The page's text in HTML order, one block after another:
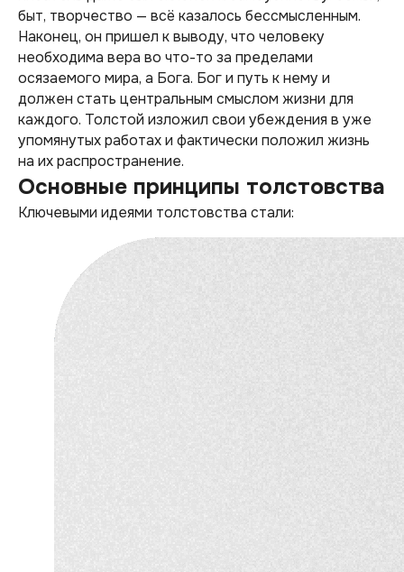
быт, творчество — всё казалось бессмысленным.
Наконец, он пришел к выводу, что человеку
необходима вера во что-то за пределами
осязаемого мира, а Бога. Бог и путь к нему и
должен стать центральным смыслом жизни для
каждого. Толстой изложил свои убеждения в уже
упомянутых работах и фактически положил жизнь
на их распространение.
Основные принципы толстовства
Ключевыми идеями толстовства стали: